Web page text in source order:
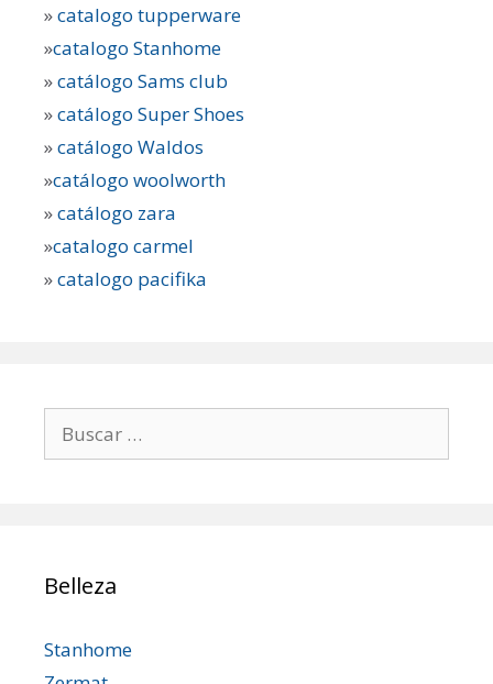
»catalogo tupperware
»catalogo Stanhome
»catálogo Sams club
»catálogo Super Shoes
»catálogo Waldos
»catálogo woolworth
»catálogo zara
»catalogo carmel
»catalogo pacifika
Belleza
Stanhome